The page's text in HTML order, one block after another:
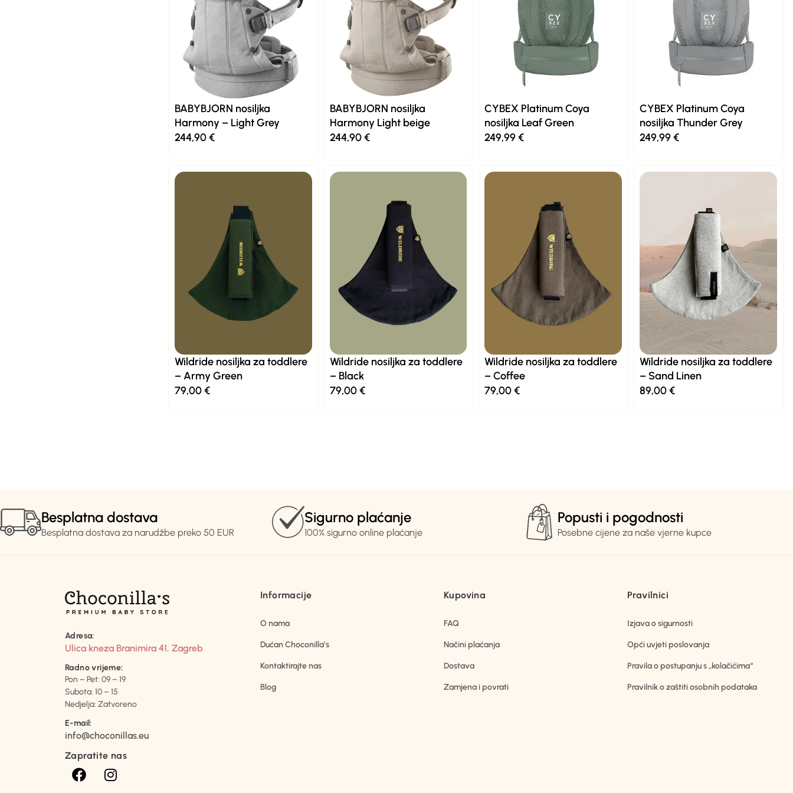
BABYBJORN nosiljka
Harmony – Light Grey
244,90€
BABYBJORN nosiljka
Harmony Light beige
244,90€
CYBEX Platinum Coya
nosiljka Leaf Green
249,99€
CYBEX Platinum Coya
nosiljka Thunder Grey
249,99€
Wildride nosiljka za toddlere
– Army Green
79,00€
Wildride nosiljka za toddlere
– Black
79,00€
Wildride nosiljka za toddlere
– Coffee
79,00€
Wildride nosiljka za toddlere
– Sand Linen
89,00€
Besplatna dostava
Besplatna dostava za narudžbe preko 50 EUR
Sigurno plaćanje
100% sigurno online plaćanje
Popusti i pogodnosti
Posebne cijene za naše vjerne kupce
Adresa:
Ulica kneza Branimira 41, Zagreb
Radno vrijeme:
Pon – Pet: 09 – 19
Subota: 10 – 15
Nedjelja: Zatvoreno
E-mail:
info@choconillas.eu
Zapratite nas
Informacije
O nama
Dućan Choconilla’s
Kontaktirajte nas
Blog
Kupovina
FAQ
Načini plaćanja
Dostava
Zamjena i povrati
Pravilnici
Izjava o sigurnosti
Opći uvjeti poslovanja
Pravila o postupanju s „kolačićima“
Pravilnik o zaštiti osobnih podataka